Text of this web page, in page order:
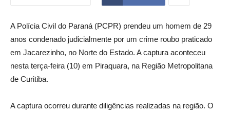
A Polícia Civil do Paraná (PCPR) prendeu um homem de 29
anos condenado judicialmente por um crime roubo praticado
em Jacarezinho, no Norte do Estado. A captura aconteceu
nesta terça-feira (10) em Piraquara, na Região Metropolitana
de Curitiba.
A captura ocorreu durante diligências realizadas na região. O